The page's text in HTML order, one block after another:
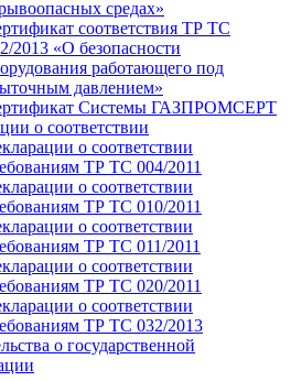
средах»
соответствия ТР ТС
2013 «О безопасности
работающего под
давлением»
Системы ГАЗПРОМСЕРТ
о соответствии
о соответствии
ТР ТС 004/2011
о соответствии
ТР ТС 010/2011
о соответствии
ТР ТС 011/2011
о соответствии
ТР ТС 020/2011
о соответствии
ТР ТС 032/2013
о государственной